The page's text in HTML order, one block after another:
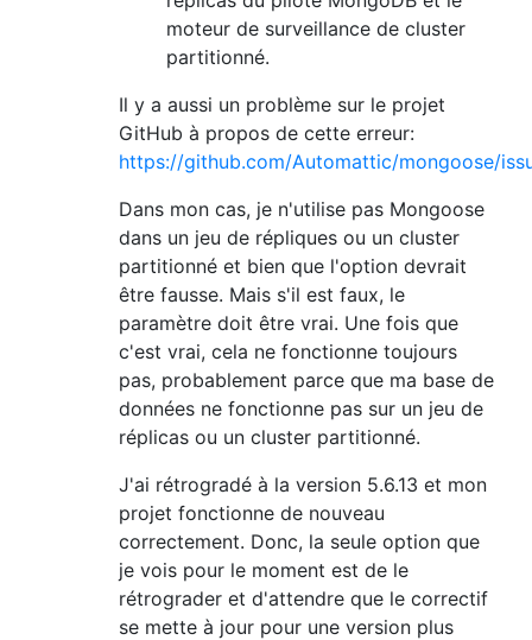
moteur de surveillance de cluster
partitionné.
Il y a aussi un problème sur le projet
GitHub à propos de cette erreur:
https://github.com/Automattic/mongoose/
Dans mon cas, je n'utilise pas Mongoose
dans un jeu de répliques ou un cluster
partitionné et bien que l'option devrait
être fausse. Mais s'il est faux, le
paramètre doit être vrai. Une fois que
c'est vrai, cela ne fonctionne toujours
pas, probablement parce que ma base de
données ne fonctionne pas sur un jeu de
réplicas ou un cluster partitionné.
J'ai rétrogradé à la version 5.6.13 et mon
projet fonctionne de nouveau
correctement. Donc, la seule option que
je vois pour le moment est de le
rétrograder et d'attendre que le correctif
se mette à jour pour une version plus